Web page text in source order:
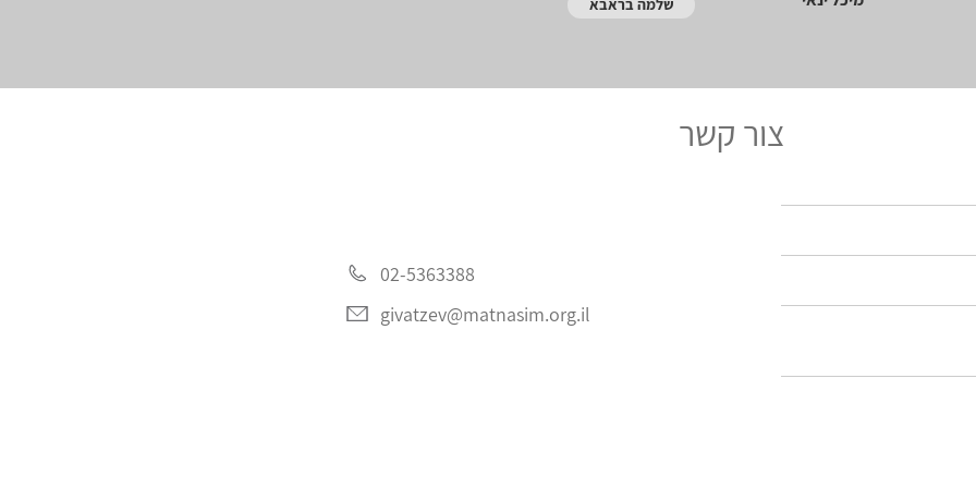
שלמה בראבא
צור קשר
02-5363388
givatzev@matnasim.org.il